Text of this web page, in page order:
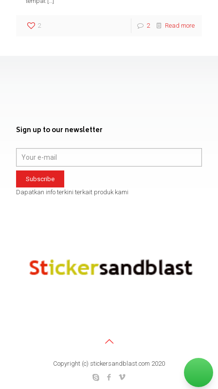
2 2 Read more
Sign up to our newsletter
Dapatkan info terkini terkait produk kami
Copyright (c) stickersandblast.com 2020